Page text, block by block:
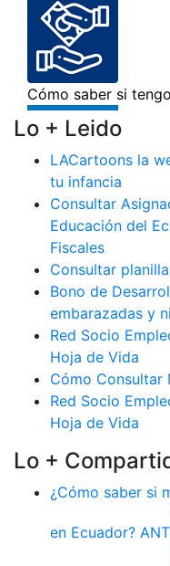
Lo + Leido
LACartoons la
tu infancia
Consultar
Educación del
Fiscales
Consultar
Bono de
embarazadas y
Red Socio
Hoja de Vida
Cómo Consultar
Red Socio
Hoja de Vida
Lo +
¿Cómo saber si
en Ecuador? ANT